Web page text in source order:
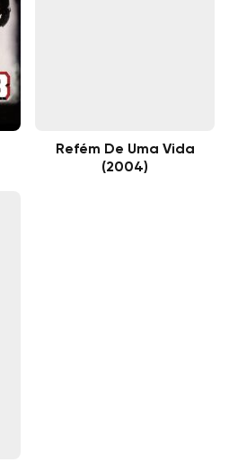
Refém De Uma Vida
(2004)